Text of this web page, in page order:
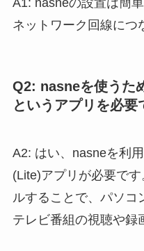
ネットワーク回線につ
Q2: nasneを使うた
というアプリを必要
A2: はい、nasneを利
(Lite)アプリが必要で
ルすることで、パソコ
テレビ番組の視聴や録